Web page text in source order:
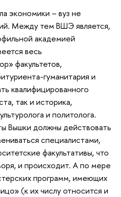
экономики – вуз не
Между тем ВШЭ является,
академией
весь
факультетов,
гуманитария и
квалифицированного
так и историка,
и политолога.
Вышки должны действовать
специалистами,
факультативы, что
и происходит. А по мере
программ, имеющих
(к их числу относится и